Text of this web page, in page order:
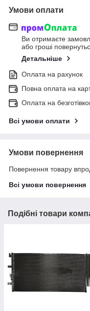
Умови оплати
Ви отримаєте
або гроші
Детальніше
Оплата на рахунок
Повна оплата на
Оплата на
Всі умови оплати
Умови повернення
Повернення товару
Всі умови повернення
Подібні товари